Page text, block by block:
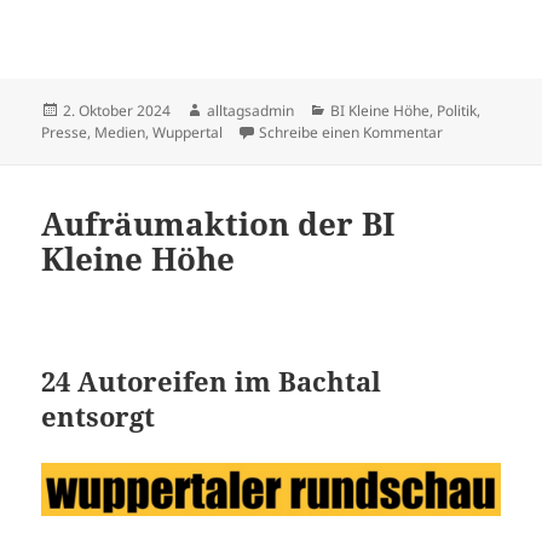
Veröffentlicht
am
2. Oktober 2024 Autor
alltagsadmin Kategorien
BI Kleine Höhe, Politik,
Presse, Medien,Wuppertal Schreibe einen Kommentarzu
Aufräumaktion der BI
Kleine Höhe
24 Autoreifen im Bachtal
entsorgt